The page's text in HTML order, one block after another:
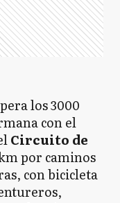
los 3000
con el
Circuito de
por caminos
con bicicleta